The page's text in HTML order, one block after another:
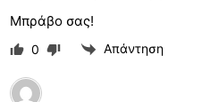
Μπράβο σας!
0 Απάντηση